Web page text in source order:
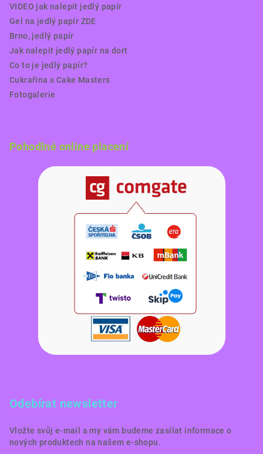
VIDEO jak nalepit jedlý papír
Gel na jedlý papír ZDE
Brno, jedlý papír
Jak nalepit jedlý papír na dort
Co to je jedlý papír?
Cukrařina s Cake Masters
Fotogalerie
Pohodlné online placení
Odebírat newsletter
Vložte svůj e-mail a my vám budeme zasílat informace o
nových produktech na našem e-shopu.